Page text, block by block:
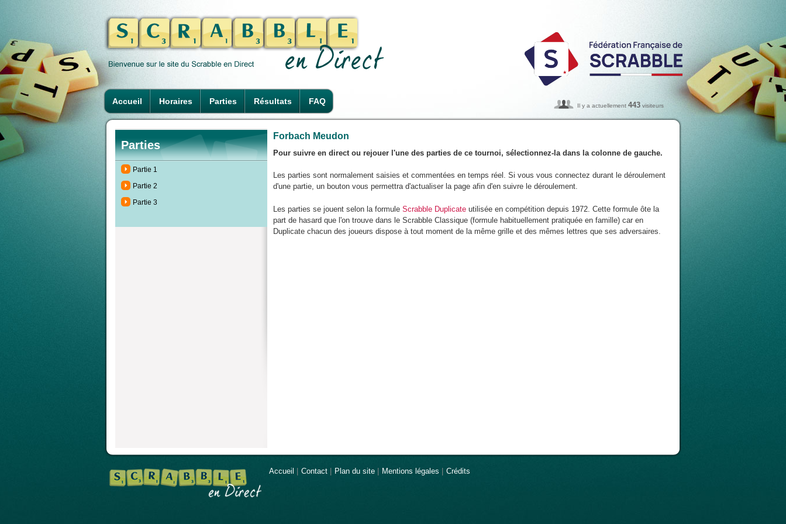
Accueil Horaires Parties Résultats FAQ Il y a actuellement 443 visiteurs
Parties
Partie 1
Partie 2
Partie 3
Forbach Meudon
Pour suivre en direct ou rejouer l'une des parties de ce tournoi, sélectionnez-la dans la colonne de gauche.
Les parties sont normalement saisies et commentées en temps réel. Si vous vous connectez durant le déroulement
d'une partie, un bouton vous permettra d'actualiser la page afin d'en suivre le déroulement.
Les parties se jouent selon la formule Scrabble Duplicate utilisée en compétition depuis 1972. Cette formule ôte la
part de hasard que l'on trouve dans le Scrabble Classique (formule habituellement pratiquée en famille) car en
Duplicate chacun des joueurs dispose à tout moment de la même grille et des mêmes lettres que ses adversaires.
Accueil Contact Plan du site Mentions légales Crédits